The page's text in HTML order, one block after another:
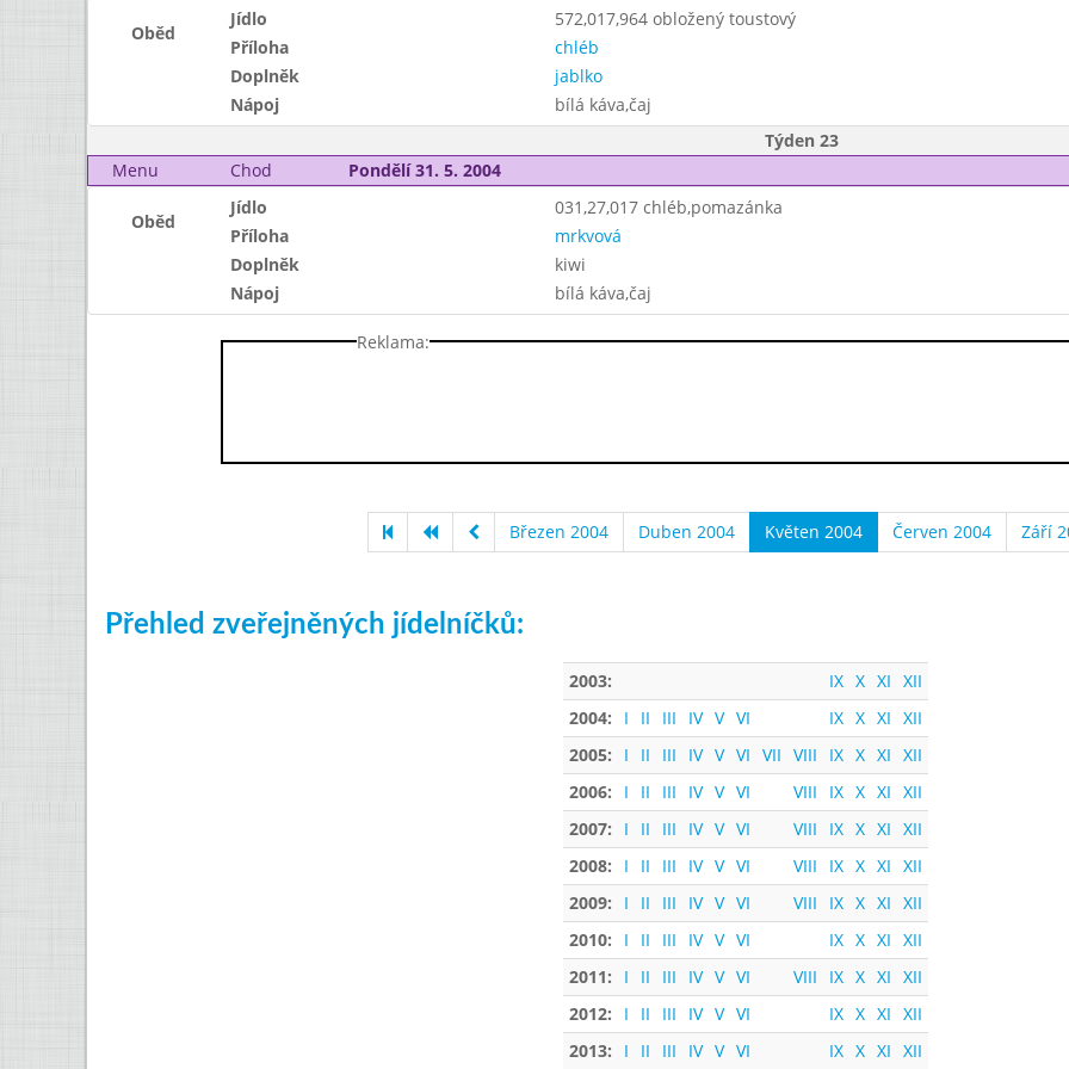
Oběd
Jídlo
572,017,964 obložený toustový
Příloha
chléb
Doplněk
jablko
Nápoj
bílá káva,čaj
Týden 23
Menu
Chod Pondělí 31. 5. 2004
Oběd
Jídlo
031,27,017 chléb,pomazánka
Příloha
mrkvová
Doplněk
kiwi
Nápoj
bílá káva,čaj
Reklama:
Březen 2004 Duben 2004 Květen 2004 Červen 2004 Září
Přehled zveřejněných jídelníčků:
2003: IX X XI XII
2004:
I II III IV V VI IX X XI XII
2005:
I II III IV V VI VII VIII IX X XI XII
2006:
I II III IV V VI VIII IX X XI XII
2007:
I II III IV V VI VIII IX X XI XII
2008:
I II III IV V VI VIII IX X XI XII
2009:
I II III IV V VI VIII IX X XI XII
2010:
I II III IV V VI IX X XI XII
2011:
I II III IV V VI VIII IX X XI XII
2012:
I II III IV V VI IX X XI XII
2013:
I II III IV V VI IX X XI XII